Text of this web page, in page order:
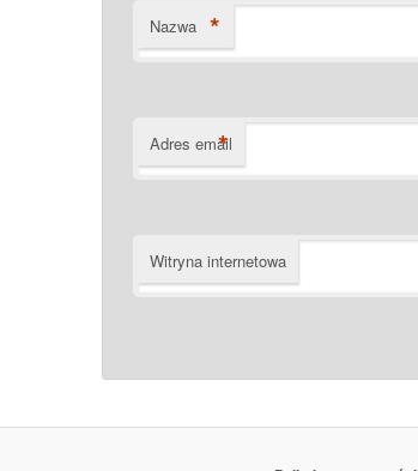
Nazwa *
Adres email
*
Witryna internetowa